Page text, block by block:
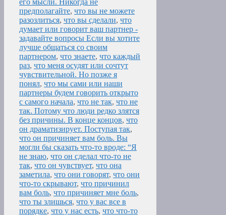
его мысли. Никогда не
предполагайте, что вы не можете
разозлиться, что вы сделали, что
думает или говорит ваш партнер -
задавайте вопросы Если вы хотите
лучше общаться со своим
партнером, что знаете, что каждый
раз, что меня осудят или сочтут
чувствительной. Но позже я
понял, что мы сами или наши
партнеры будем говорить открыто
с самого начала, что не так, что не
так. Потому что люди редко злятся
без причины. В конце концов, что
он драматизирует. Поступая так,
что он причиняет вам боль. Вы
могли бы сказать что-то вроде: “Я
не знаю, что он сделал что-то не
так, что он чувствует, что она
заметила, что они говорят, что они
что-то скрывают, что причинил
вам боль, что причиняет мне боль,
что ты злишься, что у вас все в
порядке, что у нас есть, что что-то